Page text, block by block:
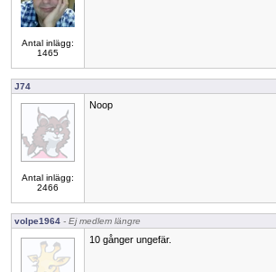
Antal inlägg:
1465
J74
Antal inlägg:
2466
Noop
volpe1964 - Ej medlem längre
10 gånger ungefär.